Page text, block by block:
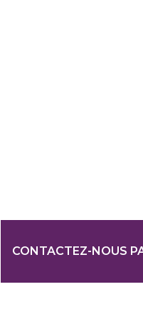
CONTACTEZ-NOUS